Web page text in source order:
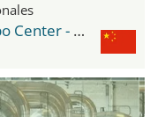
Shanghai New International Expo Center - SNIEC